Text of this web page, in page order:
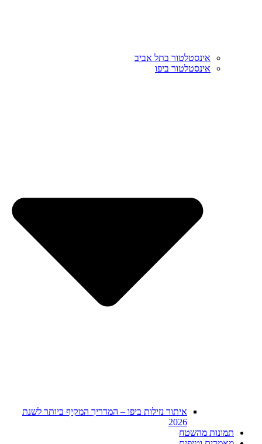
אינסטלטור בתל אביב
אינסטלטור ביפו
איתור נזילות ביפו – המדריך המקיף ביותר לשנת
2026
תמונות מהשטח